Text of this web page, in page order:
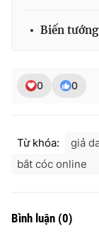
Biến
0 0
Từ khóa: giả
bắt cóc online
Bình luận (0)